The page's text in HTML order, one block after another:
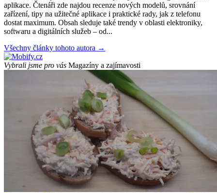
aplikace. Čtenáři zde najdou recenze nových modelů, srovnání
zařízení, tipy na užitečné aplikace i praktické rady, jak z telefonu
dostat maximum. Obsah sleduje také trendy v oblasti elektroniky,
softwaru a digitálních služeb – od...
Všechny články tohoto autora →
Vybrali jsme pro vás Magazíny a zajímavosti